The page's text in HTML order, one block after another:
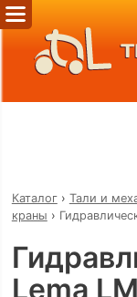
Каталог› Тали и
краны ›
Lema